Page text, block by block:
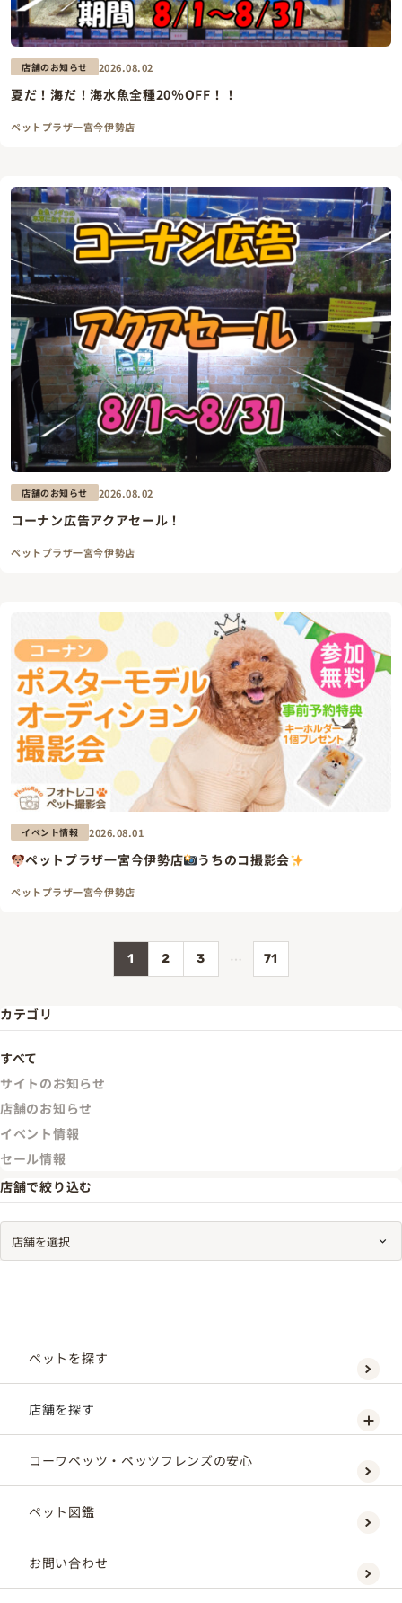
店舗のお知らせ 2026.08.02
夏だ！海だ！海水魚全種20％OFF！！
ペットプラザ一宮今伊勢店
店舗のお知らせ 2026.08.02
コーナン広告アクアセール！
ペットプラザ一宮今伊勢店
イベント情報 2026.08.01
ペットプラザ一宮今伊勢店 うちのコ撮影会
ペットプラザ一宮今伊勢店
1 2 3 … 71
カテゴリ
すべて
サイトのお知らせ
店舗のお知らせ
イベント情報
セール情報
店舗で絞り込む
ペットを探す
店舗を探す
コーワペッツ・ペッツフレンズの安心
ペット図鑑
お問い合わせ